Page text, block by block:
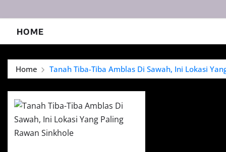
HOME
Home Tanah Tiba-Tiba Amblas Di Sawah, Ini Lokasi